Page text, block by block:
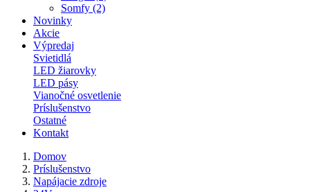
Somfy (2)
Novinky
Akcie
Výpredaj
Svietidlá
LED žiarovky
LED pásy
Vianočné osvetlenie
Príslušenstvo
Ostatné
Kontakt
Domov
Príslušenstvo
Napájacie zdroje